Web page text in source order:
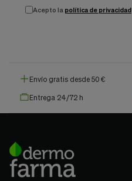
Acepto la política de privacidad
Envío gratis desde 50 €
Entrega 24/72 h